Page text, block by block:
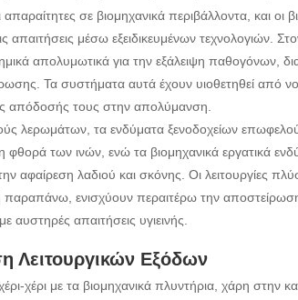
σε βιομηχανικά περιβάλλοντα, και οι
απαιτήσεις μέσω εξειδικευμένων τεχνολογιών.
απολυμωτικά για την εξάλειψη παθογόνων,
Τα συστήματα αυτά έχουν υιοθετηθεί από
απόδοσής τους στην απολύμανση.
λερωμάτων, τα ενδύματα ξενοδοχείων
των ινών, ενώ τα βιομηχανικά εργατικά
αφαίρεση λαδιού και σκόνης. Οι λειτουργίες
ενισχύουν περαιτέρω την
αυστηρές απαιτήσεις υγιεινής.
Λειτουργικών Εξόδων
χέρι με τα βιομηχανικά πλυντήρια, χάρη στην